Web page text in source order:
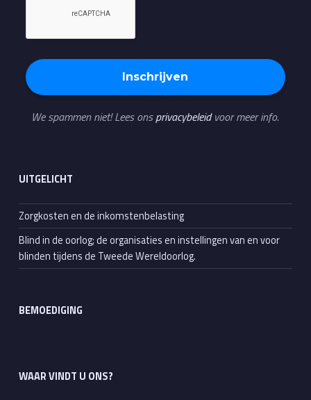
We spammen niet! Lees onsprivacybeleidvoor meer info.
UITGELICHT
Zorgkosten en de inkomstenbelasting
Blind in de oorlog; de organisaties en instellingen van en voor
blinden tijdens de Tweede Wereldoorlog.
BEMOEDIGING
WAAR VINDT U ONS?